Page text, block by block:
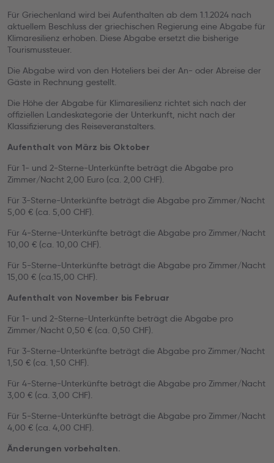
Für Griechenland wird bei Aufenthalten ab dem 1.1.2024 nach
aktuellem Beschluss der griechischen Regierung eine Abgabe für
Klimaresilienz erhoben. Diese Abgabe ersetzt die bisherige
Tourismussteuer.
Die Abgabe wird von den Hoteliers bei der An- oder Abreise der
Gäste in Rechnung gestellt.
Die Höhe der Abgabe für Klimaresilienz richtet sich nach der
offiziellen Landeskategorie der Unterkunft, nicht nach der
Klassifizierung des Reiseveranstalters.
Aufenthalt von März bis Oktober
Für 1- und 2-Sterne-Unterkünfte beträgt die Abgabe pro
Zimmer/Nacht 2,00 Euro (ca. 2,00 CHF).
Für 3-Sterne-Unterkünfte beträgt die Abgabe pro Zimmer/Nacht
5,00 € (ca. 5,00 CHF).
Für 4-Sterne-Unterkünfte beträgt die Abgabe pro Zimmer/Nacht
10,00 € (ca. 10,00 CHF).
Für 5-Sterne-Unterkünfte beträgt die Abgabe pro Zimmer/Nacht
15,00 € (ca.15,00 CHF).
Aufenthalt von November bis Februar
Für 1- und 2-Sterne-Unterkünfte beträgt die Abgabe pro
Zimmer/Nacht 0,50 € (ca. 0,50 CHF).
Für 3-Sterne-Unterkünfte beträgt die Abgabe pro Zimmer/Nacht
1,50 € (ca. 1,50 CHF).
Für 4-Sterne-Unterkünfte beträgt die Abgabe pro Zimmer/Nacht
3,00 € (ca. 3,00 CHF).
Für 5-Sterne-Unterkünfte beträgt die Abgabe pro Zimmer/Nacht
4,00 € (ca. 4,00 CHF).
Änderungen vorbehalten.